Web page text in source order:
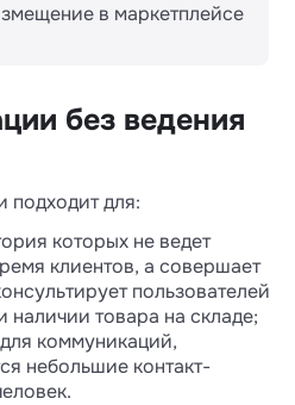
в маркетплейсе
без ведения
подходит для:
которых не ведет
клиентов, а совершает
пользователей
наличии товара на складе;
коммуникаций,
небольшие контакт-